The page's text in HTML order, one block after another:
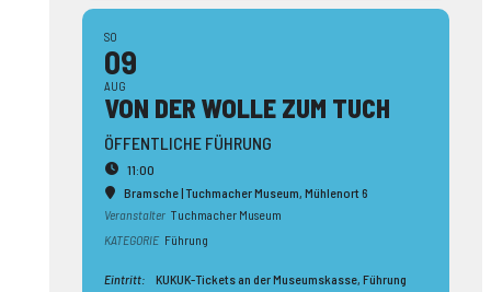
SO
09
AUG
VON DER WOLLE ZUM TUCH
ÖFFENTLICHE FÜHRUNG
11:00
Bramsche | Tuchmacher Museum, Mühlenort 6
Veranstalter Tuchmacher Museum
KATEGORIE Führung
Eintritt: KUKUK-Tickets an der Museumskasse, Führung